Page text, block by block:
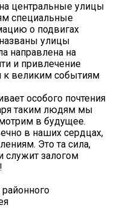
центральные улицы
специальные
о подвигах
улицы
направлена на
и привлечение
к великим событиям
особого почтения
таким людям мы
в будущее.
в наших сердцах,
Это та сила,
служит залогом